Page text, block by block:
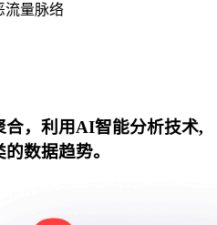
流量脉络
，利用AI智能分析技术,
数据趋势。